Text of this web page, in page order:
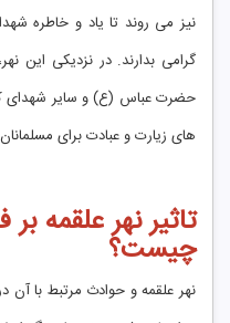
نیز می ‌روند تا یاد و خاطره
گرامی بدارند. در نزدیکی این
حضرت عباس (ع) و سایر شهدای
‌های زیارت و عبادت برای
تاثیر نهر علقمه
چیست؟
نهر علقمه و حوادث مرتبط با آن